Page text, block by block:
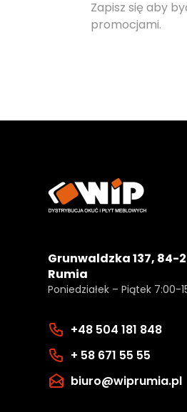
Zapisz się aby
promocjami.
Grunwaldzka 137, 84-
Rumia
Poniedziałek – Piątek 7:00-
+48 504 181 848
+ 58 671 55 55
biuro@wiprumia.pl